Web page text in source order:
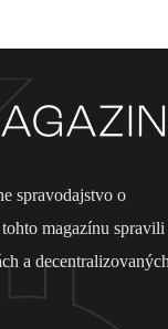
spravodajstvo o
magazínu spravili
a